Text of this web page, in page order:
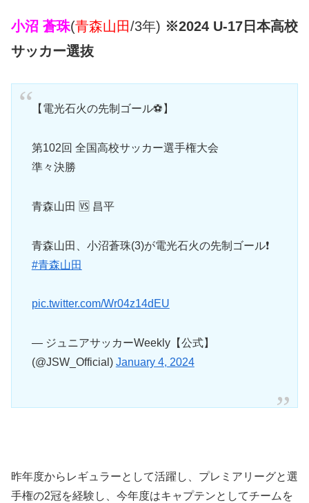
小沼 蒼珠(青森山田/3年) ※2024 U-17日本高校
サッカー選抜
【電光石火の先制ゴール⚽️】
第102回 全国高校サッカー選手権大会
準々決勝
青森山田 🆚 昌平
青森山田、小沼蒼珠(3)が電光石火の先制ゴール❗️
#青森山田
pic.twitter.com/Wr04z14dEU
— ジュニアサッカーWeekly【公式】
(@JSW_Official) January 4, 2024
昨年度からレギュラーとして活躍し、プレミアリーグと選
手権の2冠を経験し、今年度はキャプテンとしてチームを